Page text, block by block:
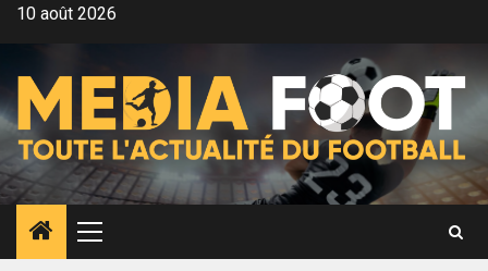
Aller10 août 2026
Menu
principal